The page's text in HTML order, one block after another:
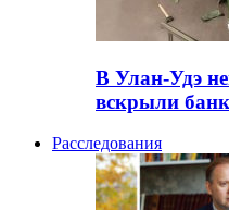
В Улан-Удэ
вскрыли
Расследования